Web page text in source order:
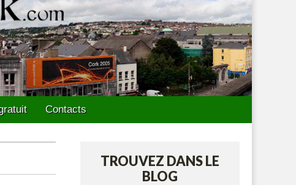
Contacts
TROUVEZ DANS LE
BLOG